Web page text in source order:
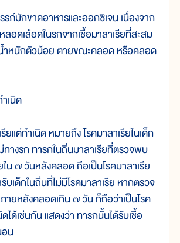
กขาดอาหารและออกซิเจน เนื่องจาก
อดเลือดในรกจากเชื้อมาลาเรียที่สะสม
ำหนักตัวน้อย ตายขณะคลอด หรือคลอด
เนิด
ต่กำเนิด หมายถึง โรคมาลาเรียในเด็ก
ทางรก ทารกในถิ่นมาลาเรียที่ตรวจพบ
ใน ๗ วันหลังคลอด ถือเป็นโรคมาลาเรีย
บเด็กในถิ่นที่ไม่มีโรคมาลาเรีย หากตรวจ
ายหลังคลอดเกิน ๗ วัน ก็ถือว่าเป็นโรค
ได้เช่นกัน แสดงว่า ทารกนั้นได้รับเชื้อ
น